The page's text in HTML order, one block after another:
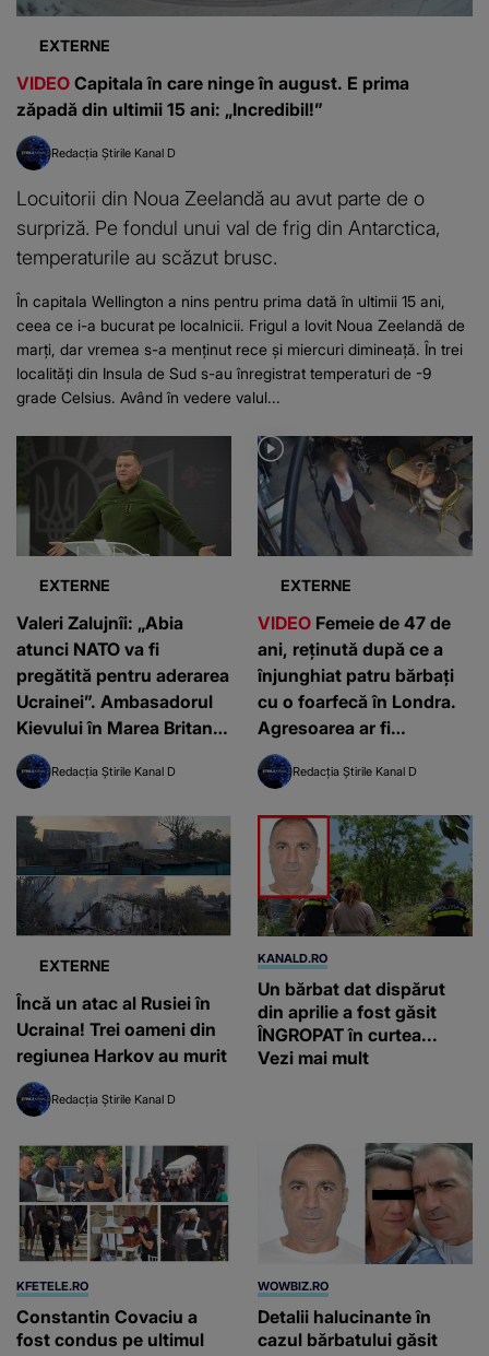
EXTERNE
VIDEO Capitala în care ninge în august. E prima
zăpadă din ultimii 15 ani: „Incredibil!”
Redacția Știrile Kanal D
Locuitorii din Noua Zeelandă au avut parte de o
surpriză. Pe fondul unui val de frig din Antarctica,
temperaturile au scăzut brusc.
În capitala Wellington a nins pentru prima dată în ultimii 15 ani,
ceea ce i-a bucurat pe localnicii. Frigul a lovit Noua Zeelandă de
marți, dar vremea s-a menținut rece și miercuri dimineață. În trei
localități din Insula de Sud s-au înregistrat temperaturi de -9
grade Celsius. Având în vedere valul...
EXTERNE
Valeri Zalujnîi: „Abia
atunci NATO va fi
pregătită pentru aderarea
Ucrainei”. Ambasadorul
Kievului în Marea Britanie
spune că blocul militar
funcționează după
Redacția Știrile Kanal D
EXTERNE
VIDEO Femeie de 47 de
ani, reținută după ce a
înjunghiat patru bărbați
cu o foarfecă în Londra.
Agresoarea ar fi
româncă: „O cunosc de la
centru”Redacția Știrile Kanal D
EXTERNE
Încă un atac al Rusiei în
Ucraina! Trei oameni din
regiunea Harkov au murit
Redacția Știrile Kanal D
KANALD.RO
Un bărbat dat dispărut
din aprilie a fost găsit
ÎNGROPAT în curtea...
Vezi mai mult
KFETELE.RO
Constantin Covaciu a
fost condus pe ultimul
WOWBIZ.RO
Detalii halucinante în
cazul bărbatului găsit